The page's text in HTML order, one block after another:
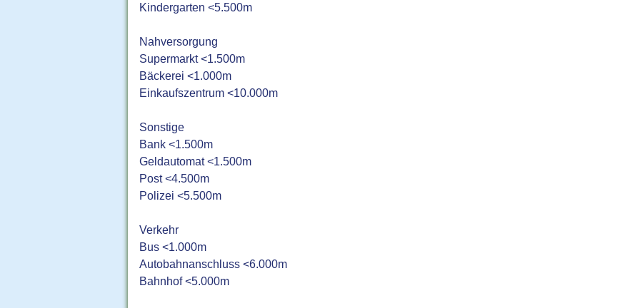
Kindergarten <5.500m
Nahversorgung
Supermarkt <1.500m
Bäckerei <1.000m
Einkaufszentrum <10.000m
Sonstige
Bank <1.500m
Geldautomat <1.500m
Post <4.500m
Polizei <5.500m
Verkehr
Bus <1.000m
Autobahnanschluss <6.000m
Bahnhof <5.000m